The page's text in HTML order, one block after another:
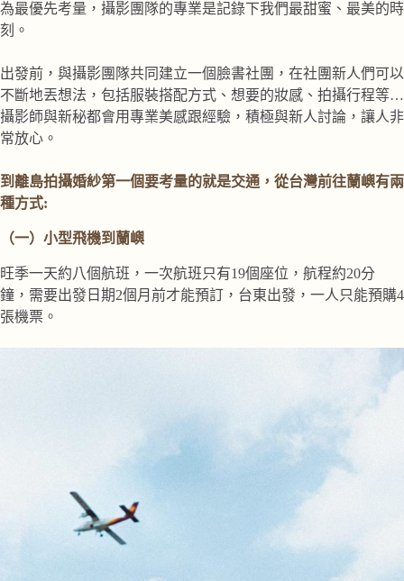
為最優先考量，攝影團隊的專業是記錄下我們最甜蜜、最美的時
刻。
出發前，與攝影團隊共同建立一個臉書社團，在社團新人們可以
不斷地丟想法，包括服裝搭配方式、想要的妝感、拍攝行程等…
攝影師與新秘都會用專業美感跟經驗，積極與新人討論，讓人非
常放心。
到離島拍攝婚紗第一個要考量的就是交通，從台灣前往蘭嶼有兩
種方式:
（一）小型飛機到 蘭嶼
旺季一天約八個航班，一次航班只有19個座位，航程約20分
鐘，需要出發日期2個月前才能預訂，台東出發，一人只能預購4
張機票。